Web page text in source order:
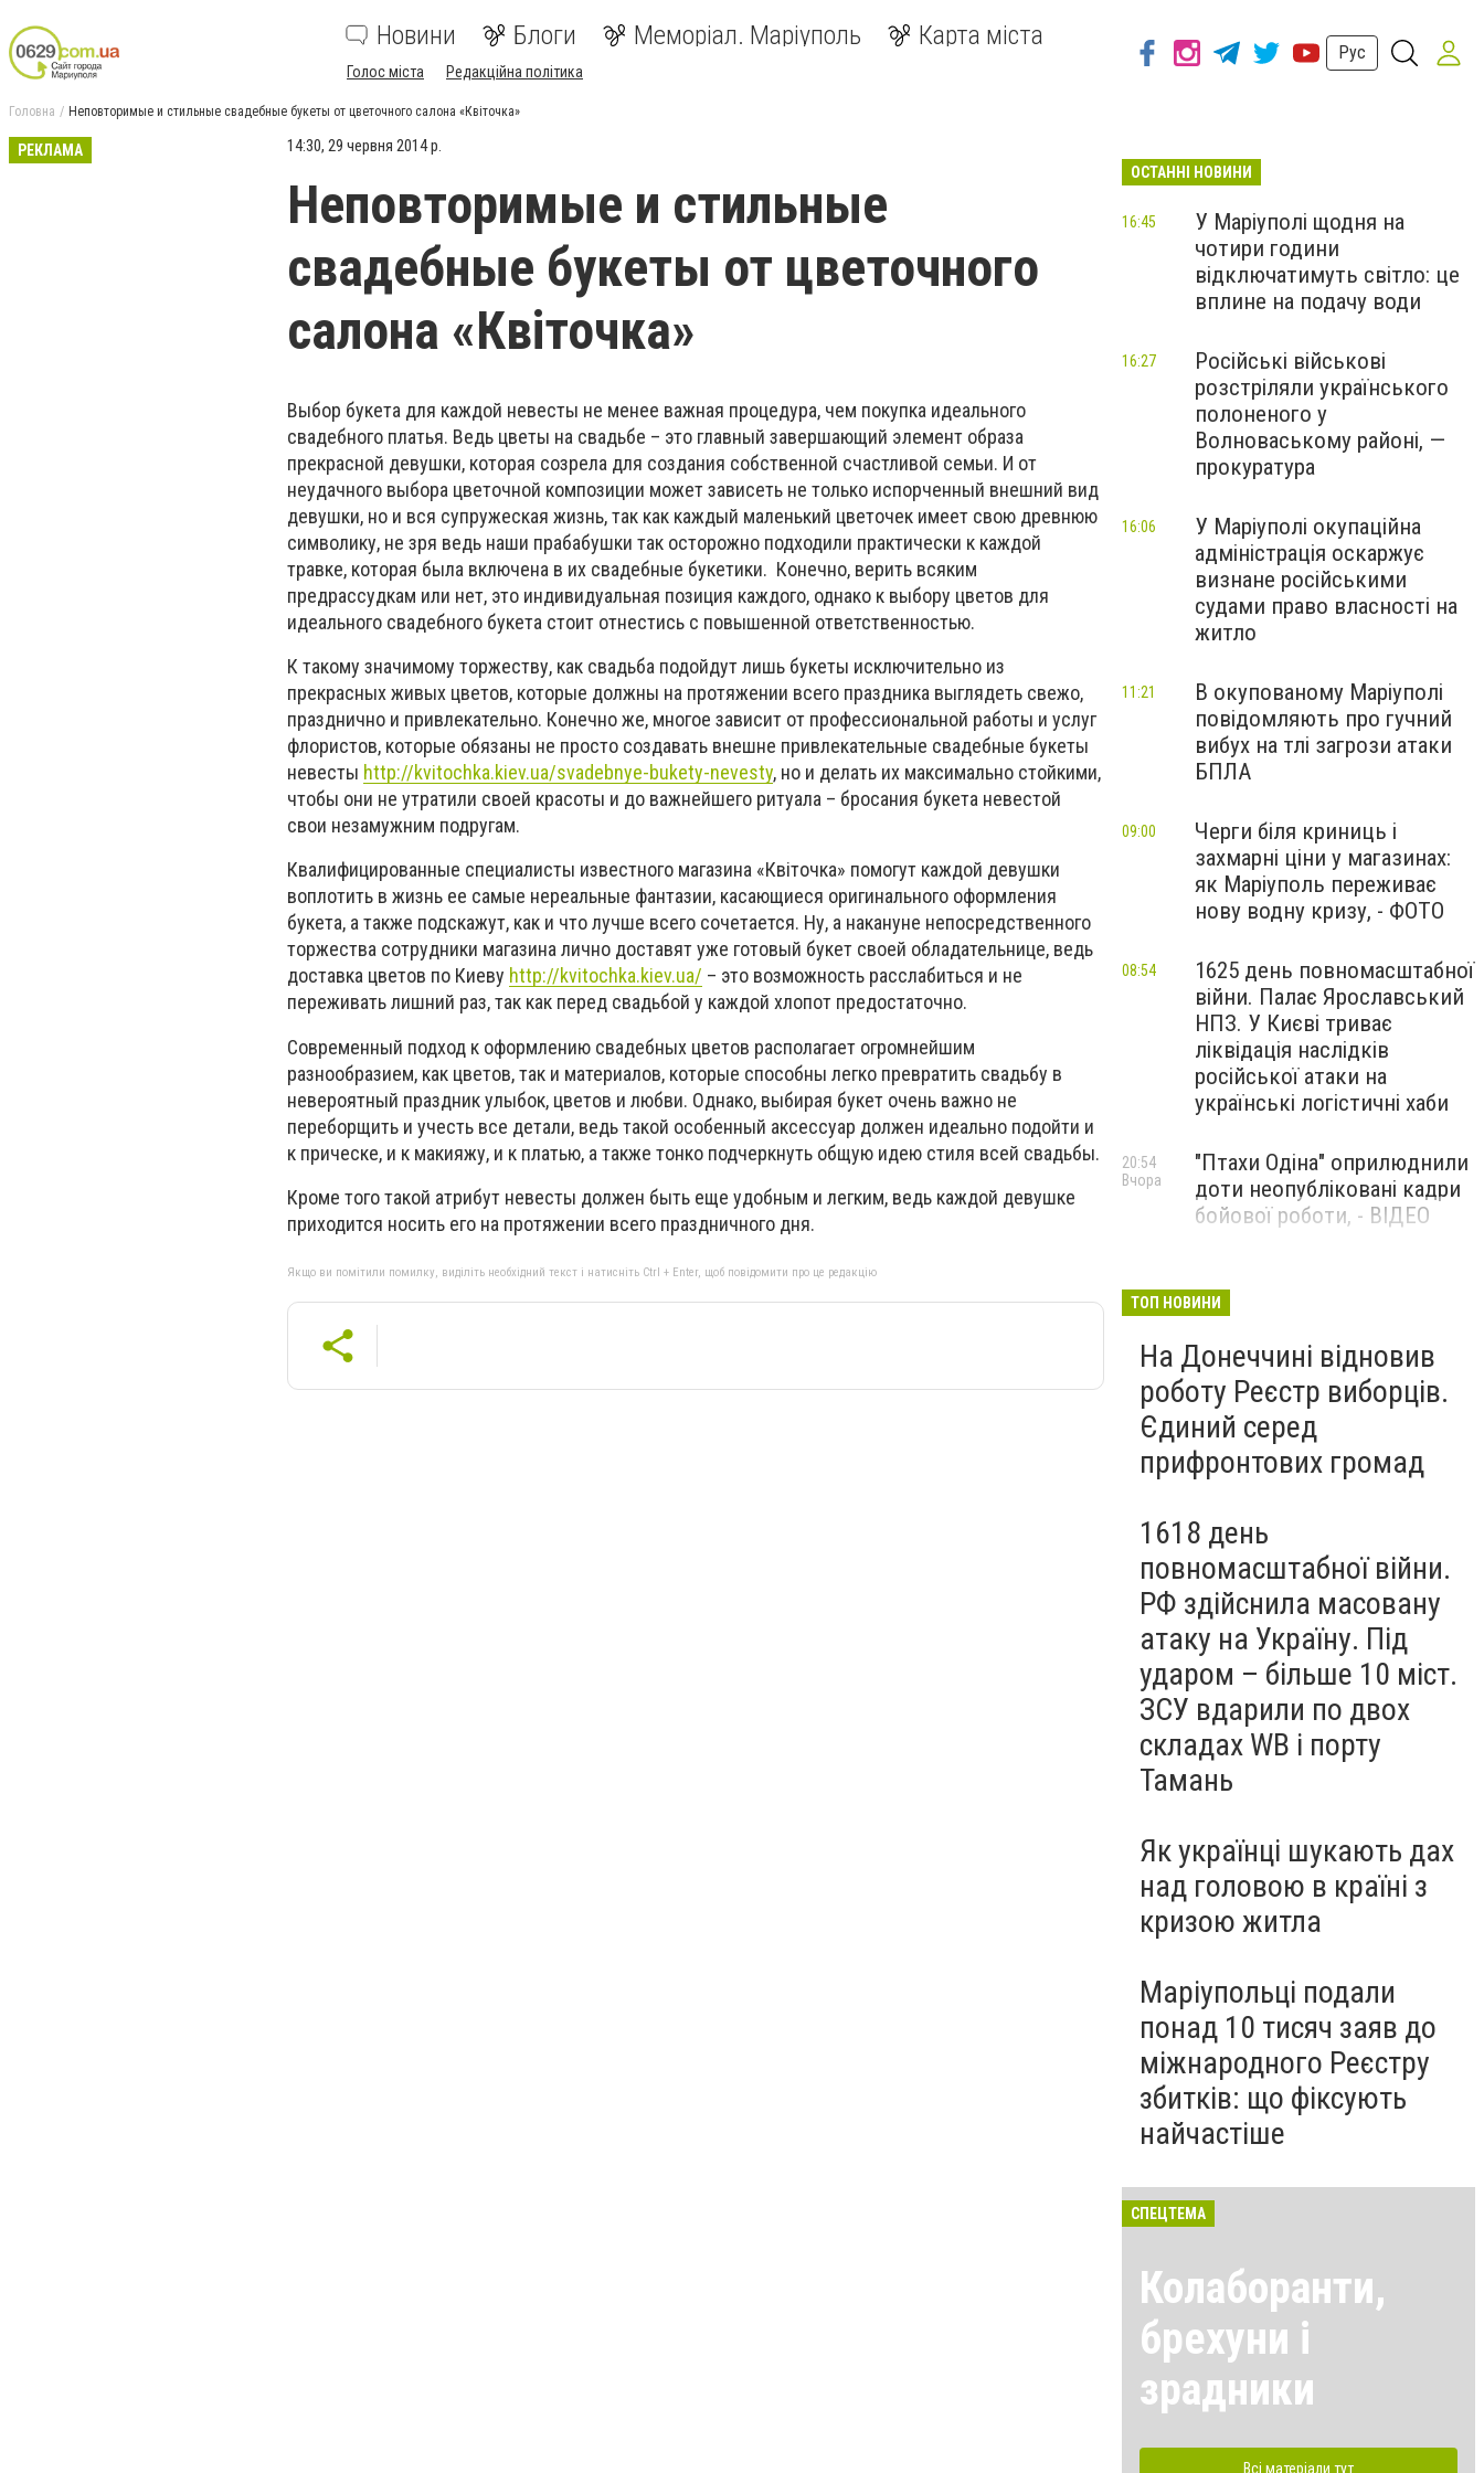
Новини Блоги Меморіал. Маріуполь Карта міста
Голос міста Редакційна політика
Рус
Головна Неповторимые и стильные свадебные букеты от цветочного салона «Квіточка»
РЕКЛАМА 14:30, 29 червня 2014 р.
Неповторимые и стильные
свадебные букеты от цветочного
салона «Квіточка»
Выбор букета для каждой невесты не менее важная процедура, чем покупка идеального
свадебного платья. Ведь цветы на свадьбе – это главный завершающий элемент образа
прекрасной девушки, которая созрела для создания собственной счастливой семьи. И от
неудачного выбора цветочной композиции может зависеть не только испорченный внешний вид
девушки, но и вся супружеская жизнь, так как каждый маленький цветочек имеет свою древнюю
символику, не зря ведь наши прабабушки так осторожно подходили практически к каждой
травке, которая была включена в их свадебные букетики. Конечно, верить всяким
предрассудкам или нет, это индивидуальная позиция каждого, однако к выбору цветов для
идеального свадебного букета стоит отнестись с повышенной ответственностью.
К такому значимому торжеству, как свадьба подойдут лишь букеты исключительно из
прекрасных живых цветов, которые должны на протяжении всего праздника выглядеть свежо,
празднично и привлекательно. Конечно же, многое зависит от профессиональной работы и услуг
флористов, которые обязаны не просто создавать внешне привлекательные свадебные букеты
невесты http://kvitochka.kiev.ua/svadebnye-bukety-nevesty, но и делать их максимально стойкими,
чтобы они не утратили своей красоты и до важнейшего ритуала – бросания букета невестой
свои незамужним подругам.
Квалифицированные специалисты известного магазина «Квіточка» помогут каждой девушки
воплотить в жизнь ее самые нереальные фантазии, касающиеся оригинального оформления
букета, а также подскажут, как и что лучше всего сочетается. Ну, а накануне непосредственного
торжества сотрудники магазина лично доставят уже готовый букет своей обладательнице, ведь
доставка цветов по Киеву http://kvitochka.kiev.ua/ – это возможность расслабиться и не
переживать лишний раз, так как перед свадьбой у каждой хлопот предостаточно.
Современный подход к оформлению свадебных цветов располагает огромнейшим
разнообразием, как цветов, так и материалов, которые способны легко превратить свадьбу в
невероятный праздник улыбок, цветов и любви. Однако, выбирая букет очень важно не
переборщить и учесть все детали, ведь такой особенный аксессуар должен идеально подойти и
к прическе, и к макияжу, и к платью, а также тонко подчеркнуть общую идею стиля всей свадьбы.
Кроме того такой атрибут невесты должен быть еще удобным и легким, ведь каждой девушке
приходится носить его на протяжении всего праздничного дня.
Якщо ви помітили помилку, виділіть необхідний текст і натисніть Ctrl + Enter, щоб повідомити про це редакцію
ОСТАННІ НОВИНИ
У Маріуполі щодня на
чотири години
відключатимуть світло: це
вплине на подачу води
16:45
Російські військові
розстріляли українського
полоненого у
Волноваському районі, —
прокуратура
16:27
У Маріуполі окупаційна
адміністрація оскаржує
визнане російськими
судами право власності на
житло
16:06
В окупованому Маріуполі
повідомляють про гучний
вибух на тлі загрози атаки
БПЛА
11:21
Черги біля криниць і
захмарні ціни у магазинах:
як Маріуполь переживає
нову водну кризу, - ФОТО
09:00
1625 день повномасштабної
війни. Палає Ярославський
НПЗ. У Києві триває
ліквідація наслідків
російської атаки на
українські логістичні хаби
08:54
"Птахи Одіна" оприлюднили
доти неопубліковані кадри
бойової роботи, - ВІДЕО
20:54
Вчора
Бєдняков зіграє тата
новому українському
фільмі, - ФОТО
Вчора
ТОП НОВИНИ
На Донеччині відновив
роботу Реєстр виборців.
Єдиний серед
прифронтових громад
1618 день
повномасштабної війни.
РФ здійснила масовану
атаку на Україну. Під
ударом – більше 10 міст.
ЗСУ вдарили по двох
складах WB і порту
Тамань
Як українці шукають дах
над головою в країні з
кризою житла
Маріупольці подали
понад 10 тисяч заяв до
міжнародного Реєстру
збитків: що фіксують
найчастіше
СПЕЦТЕМА
Колаборанти,
брехуни і
зрадники
Всі матеріали тут